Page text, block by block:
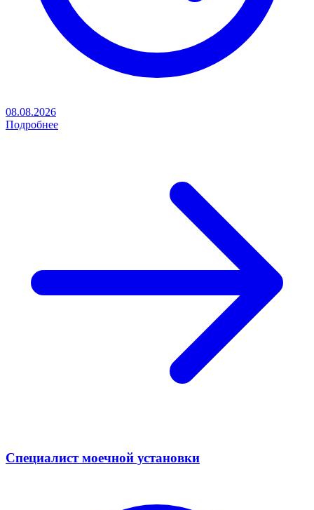
08.08.2026
Подробнее
Специалист моечной установки